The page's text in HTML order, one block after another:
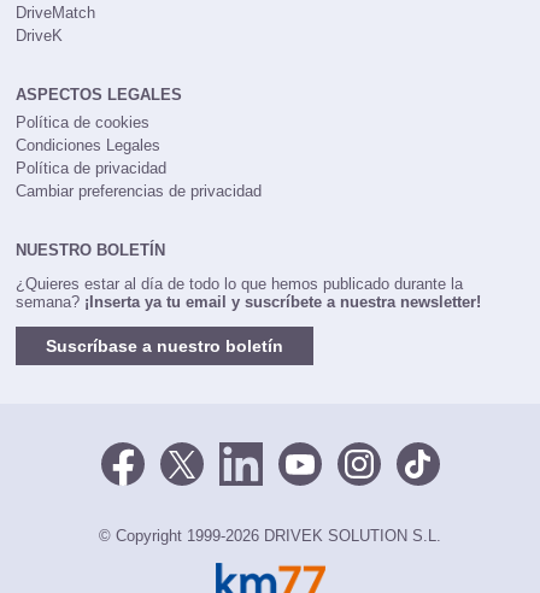
DriveMatch
DriveK
ASPECTOS LEGALES
Política de cookies
Condiciones Legales
Política de privacidad
Cambiar preferencias de privacidad
NUESTRO BOLETÍN
¿Quieres estar al día de todo lo que hemos publicado durante la
semana? ¡Inserta ya tu email y suscríbete a nuestra newsletter!
Suscríbase a nuestro boletín
© Copyright 1999-2026 DRIVEK SOLUTION S.L.